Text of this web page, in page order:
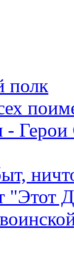
полк
Герои
"Этот